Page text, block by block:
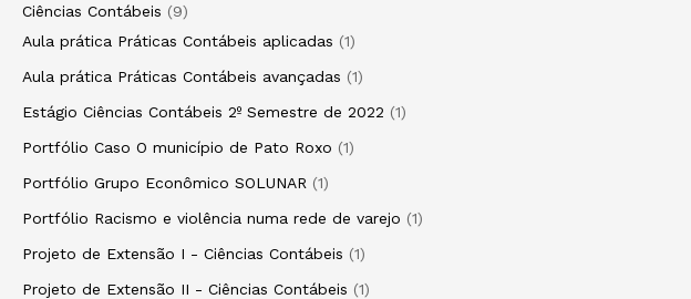
Ciências Contábeis
9
Aula prática Práticas Contábeis aplicadas
1
Aula prática Práticas Contábeis avançadas
1
Estágio Ciências Contábeis 2º Semestre de 2022
1
Portfólio Caso O município de Pato Roxo
1
Portfólio Grupo Econômico SOLUNAR
1
Portfólio Racismo e violência numa rede de varejo
1
Projeto de Extensão I - Ciências Contábeis
1
Projeto de Extensão II - Ciências Contábeis
1